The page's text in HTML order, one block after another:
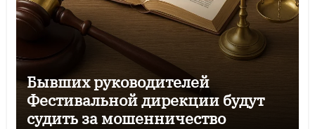
Бывших руководителей
Фестивальной дирекции будут
судить за мошенничество